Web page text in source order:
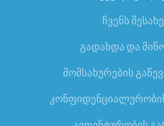
ჩვენს
გადახდა და
მომსახურების